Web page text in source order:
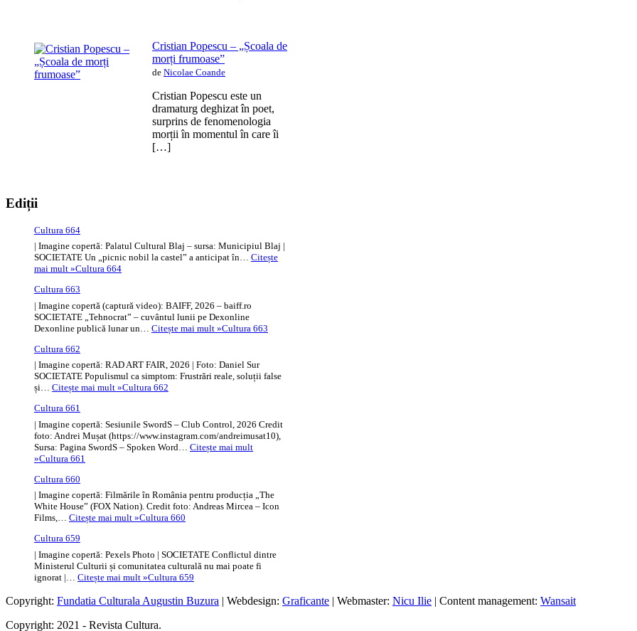
Cristian Popescu – „Școala de
morți frumoase”
de Nicolae Coande
Cristian Popescu este un
dramaturg deghizat în poet,
surprins de fenomenologia
morții în momentul în care îi
[…]
Ediții
Cultura 664
| Imagine copertă: Palatul Cultural Blaj – sursa: Municipiul Blaj |
SOCIETATE Un „picnic nobil la castel” a anticipat în… Citește
mai mult »Cultura 664
Cultura 663
| Imagine copertă (captură video): BAIFF, 2026 – baiff.ro
SOCIETATE „Tehnocrat” – cuvântul lunii pe Dexonline
Dexonline publică lunar un… Citește mai mult »Cultura 663
Cultura 662
| Imagine copertă: RAD ART FAIR, 2026 | Foto: Daniel Sur
SOCIETATE Populismul ca simptom: Frustrări reale, soluții false
și… Citește mai mult »Cultura 662
Cultura 661
| Imagine copertă: Sesiunile SwordS – Club Control, 2026 Credit
foto: Andrei Mușat (https://www.instagram.com/andreimusat10),
Sursa: Pagina SwordS – Spoken Word… Citește mai mult
»Cultura 661
Cultura 660
| Imagine copertă: Filmările în România pentru producția „The
White House” (FOX Nation). Credit foto: Andreas Mircea – Icon
Films,… Citește mai mult »Cultura 660
Cultura 659
| Imagine copertă: Pexels Photo | SOCIETATE Conflictul dintre
Ministerul Culturii și comunitatea culturală nu mai poate fi
ignorat |… Citește mai mult »Cultura 659
Copyright: Fundatia Culturala Augustin Buzura | Webdesign: Graficante | Webmaster: Nicu Ilie | Content management: Wansait
Copyright: 2021 - Revista Cultura.